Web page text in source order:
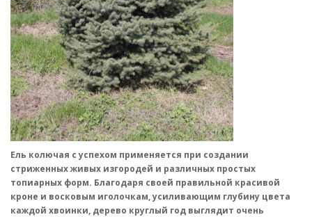
Ель колючая с успехом применяется при создании
стриженных живых изгородей и различных простых
топиарных форм. Благодаря своей правильной красивой
кроне и восковым иголочкам, усиливающим глубину цвета
каждой хвоинки, дерево круглый год выглядит очень